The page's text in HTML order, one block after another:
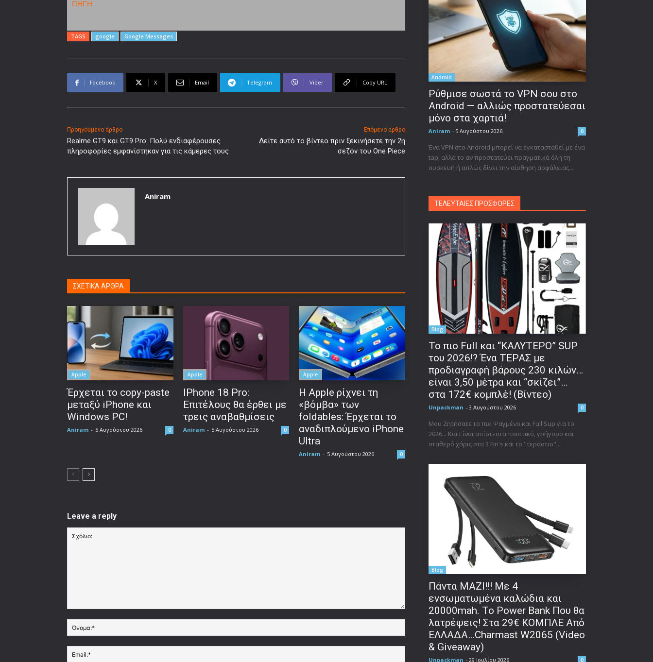
ΠΗΓΗ
TAGS google Google Messages
Facebook X Email Telegram Viber Copy URL
Προηγούμενο άρθρο
Realme GT9 και GT9 Pro: Πολύ ενδιαφέρουσες
πληροφορίες εμφανίστηκαν για τις κάμερες τους
Επόμενο άρθρο
Δείτε αυτό το βίντεο πριν ξεκινήσετε την 2η
σεζόν του One Piece
Aniram
ΣΧΕΤΙΚΑ ΑΡΘΡΑ
Apple
Έρχεται το copy-paste
μεταξύ iPhone και
Windows PC!
Aniram - 5 Αυγούστου 2026 0
Apple
IPhone 18 Pro:
Επιτέλους θα έρθει με
τρεις αναβαθμίσεις
Aniram - 5 Αυγούστου 2026 0
Apple
Η Apple ρίχνει τη
«βόμβα» των
foldables: Έρχεται το
αναδιπλούμενο iPhone
Ultra
Aniram - 5 Αυγούστου 2026 0
Leave a reply
Όνομα:*
Android
Ρύθμισε σωστά το VPN σου στο
Android — αλλιώς προστατεύεσαι
μόνο στα χαρτιά!
Aniram - 5 Αυγούστου 2026 0
Ένα VPN στο Android μπορεί να εγκατασταθεί με ένα
tap, αλλά το αν προστατεύει πραγματικά όλη τη
συσκευή ή απλώς δίνει την αίσθηση ασφάλειας...
ΤΕΛΕΥΤΑΙΕΣ ΠΡΟΣΦΟΡΕΣ
Blog
To πιο Full και “ΚΑΛΥΤΕΡΟ” SUP
του 2026!? Ένα ΤΕΡΑΣ με
προδιαγραφή βάρους 230 κιλών…
είναι 3,50 μέτρα και “σκίζει”…
στα 172€ κομπλέ! (Βίντεο)
Unpackman - 3 Αυγούστου 2026 0
Μου Ζητήσατε το πιο Ψαγμένο και Full Sup για το
2026... Και Είναι απίστευτα ποιοτικό, γρήγορο και
σταθερό χάρις στα 3 Fin's και το "τεράστιο"...
Blog
Πάντα ΜΑΖΙ!!! Με 4
ενσωματωμένα καλώδια και
20000mah. Το Power Bank Που θα
λατρέψεις! Στα 29€ ΚΟΜΠΛΕ Από
ΕΛΛΑΔΑ…Charmast W2065 (Video
& Giveaway)
Unpackman - 29 Ιουλίου 2026 0